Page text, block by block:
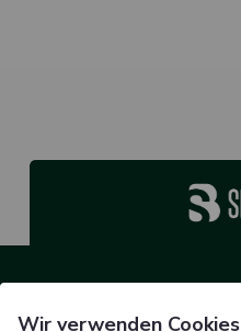
SB Flex
Wir verwenden Cookies